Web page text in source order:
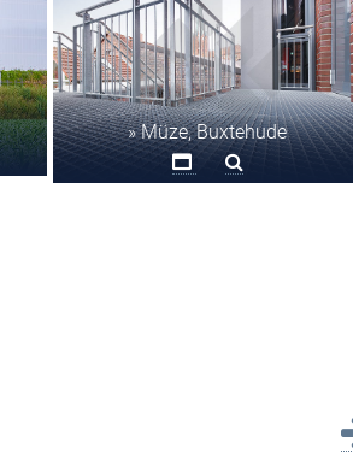
» Müze, Buxtehude